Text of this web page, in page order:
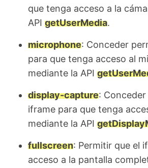
que tenga acceso a la
API getUserMedia.
microphone: Conceder
para que tenga acceso al
mediante la API
display-capture:
iframe para que tenga
mediante la API
fullscreen: Permitir que el
acceso a la pantalla